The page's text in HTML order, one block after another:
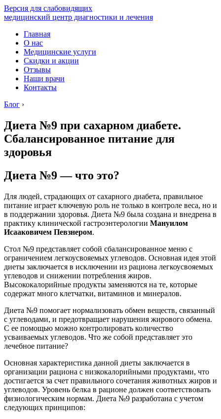
Версия для слабовидящих
медицинский центр диагностики и лечения
Главная
О нас
Медицинские услуги
Скидки и акции
Отзывы
Наши врачи
Контакты
Блог ›
Диета №9 при сахарном диабете.
Сбалансированное питание для
здоровья
Диета №9 — что это?
Для людей, страдающих от сахарного диабета, правильное
питание играет ключевую роль не только в контроле веса, но и
в поддержании здоровья. Диета №9 была создана и внедрена в
практику клинической гастроэнтерологии Мануилом
Исааковичем Певзнером.
Стол №9 представляет собой сбалансированное меню с
ограничением легкоусвояемых углеводов. Основная идея этой
диеты заключается в исключении из рациона легкоусвояемых
углеводов и снижении потребления жиров.
Высококалорийные продукты заменяются на те, которые
содержат много клетчатки, витаминов и минералов.
Диета №9 помогает нормализовать обмен веществ, связанный
с углеводами, и предотвращает нарушения жирового обмена.
С ее помощью можно контролировать количество
усваиваемых углеводов. Что же собой представляет это
лечебное питание?
Основная характеристика данной диеты заключается в
организации рациона с низкокалорийными продуктами, что
достигается за счет правильного сочетания животных жиров и
углеводов. Уровень белка в рационе должен соответствовать
физиологическим нормам. Диета №9 разработана с учетом
следующих принципов: